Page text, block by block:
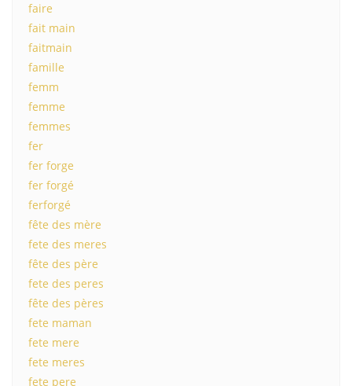
faire
fait main
faitmain
famille
femm
femme
femmes
fer
fer forge
fer forgé
ferforgé
fête des mère
fete des meres
fête des père
fete des peres
fête des pères
fete maman
fete mere
fete meres
fete pere